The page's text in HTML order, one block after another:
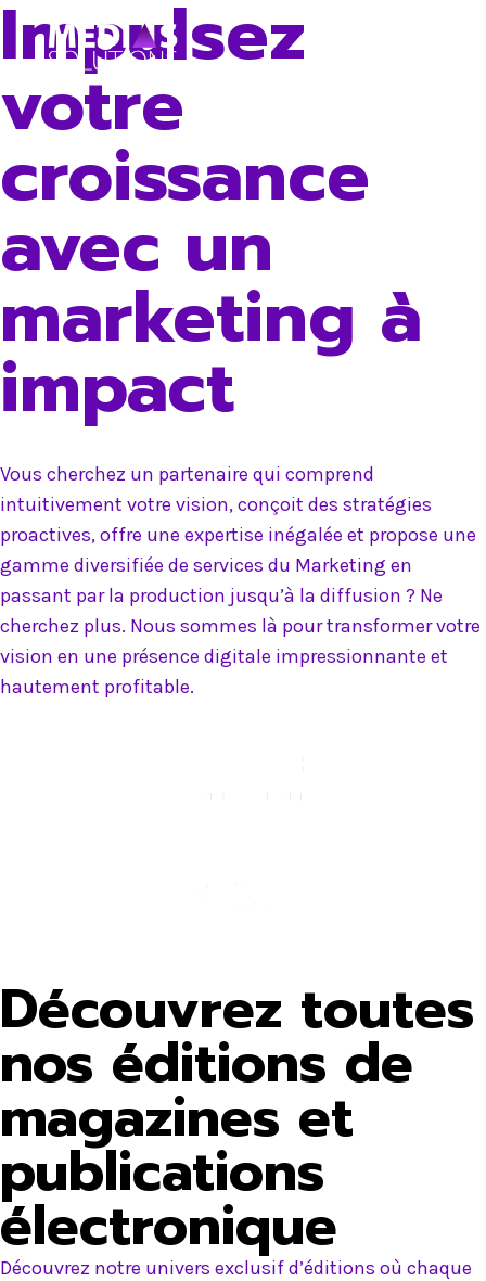
Skip
Impulsez
votre
croissance
avec un
marketing à
impact
Vous cherchez un partenaire qui comprend
intuitivement votre vision, conçoit des stratégies
proactives, offre une expertise inégalée et propose une
gamme diversifiée de services du Marketing en
passant par la production jusqu’à la diffusion ? Ne
cherchez plus. Nous sommes là pour transformer votre
vision en une présence digitale impressionnante et
hautement profitable.
Découvrez toutes
nos éditions de
magazines et
publications
électronique
Découvrez notre univers exclusif d’éditions où chaque